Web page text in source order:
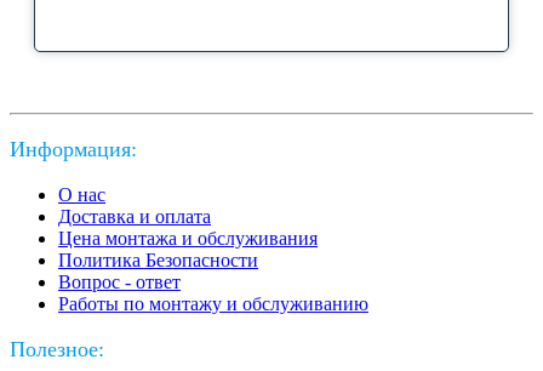
Информация:
О нас
Доставка и оплата
Цена монтажа и обслуживания
Политика Безопасности
Вопрос - ответ
Работы по монтажу и обслуживанию
Полезное: